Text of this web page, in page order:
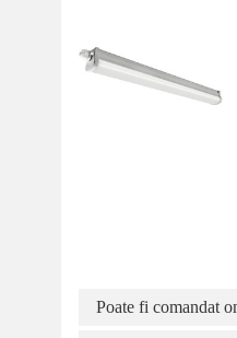
Poate fi comandat